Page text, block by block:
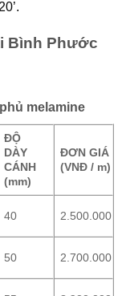
Bình Phước
melamine
ĐỘ
DÀY
CÁNH
(mm)
ĐƠN GIÁ
(VNĐ / m)
40 2.500.000
50 2.700.000